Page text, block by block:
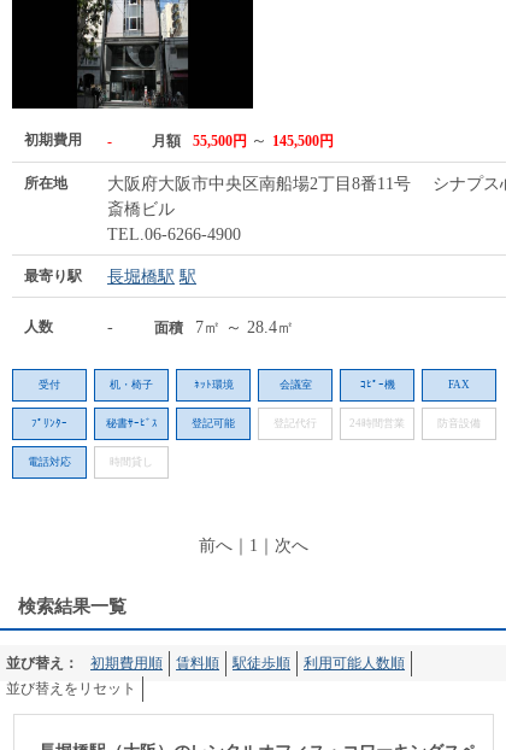
初期費用 - 月額 55,500円 ～ 145,500円
所在地
大阪府大阪市中央区南船場2丁目8番11号 シナプス
斎橋ビル
TEL.06-6266-4900
最寄り駅 長堀橋駅 駅
人数 - 面積 7㎡ ～ 28.4㎡
受付 机・椅子 ﾈｯﾄ環境 会議室 ｺﾋﾟｰ機 FAX
ﾌﾟﾘﾝﾀｰ 秘書ｻｰﾋﾞｽ 登記可能 登記代行 24時間営業 防音設備
電話対応 時間貸し
前へ｜ 1 次へ
検索結果一覧
並び替え： 初期費用順 賃料順 駅徒歩順
利用可能人数順
並び替えをリセット